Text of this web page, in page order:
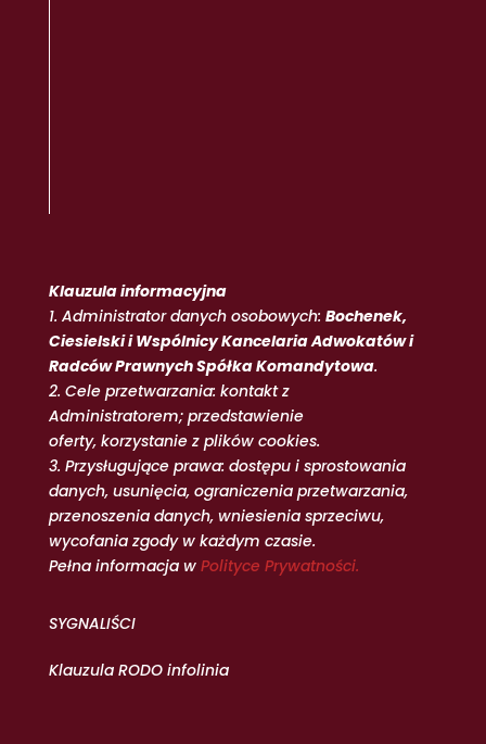
Klauzula informacyjna
1. Administrator danych osobowych: Bochenek,
Ciesielski i Wspólnicy Kancelaria Adwokatów i
Radców Prawnych Spółka Komandytowa.
2. Cele przetwarzania: kontakt z
Administratorem; przedstawienie
oferty, korzystanie z plików cookies.
3. Przysługujące prawa: dostępu i sprostowania
danych, usunięcia, ograniczenia przetwarzania,
przenoszenia danych, wniesienia sprzeciwu,
wycofania zgody w każdym czasie.
Pełna informacja w Polityce Prywatności.
SYGNALIŚCI
Klauzula RODO infolinia